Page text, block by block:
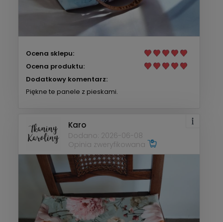
Ocena sklepu:
Ocena produktu:
Dodatkowy komentarz:
Piękne te panele z pieskami.
Karo
Dodano: 2026-06-08
Opinia zweryfikowana